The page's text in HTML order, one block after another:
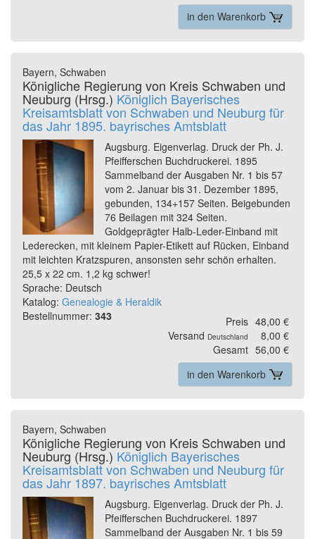
in den Warenkorb
Bayern, Schwaben
Königliche Regierung von Kreis Schwaben und
Neuburg (Hrsg.) Königlich Bayerisches
Kreisamtsblatt von Schwaben und Neuburg für
das Jahr 1895. bayrisches Amtsblatt
Augsburg. Eigenverlag. Druck der Ph. J.
Pfeifferschen Buchdruckerei. 1895
Sammelband der Ausgaben Nr. 1 bis 57
vom 2. Januar bis 31. Dezember 1895,
gebunden, 134+157 Seiten. Beigebunden
76 Beilagen mit 324 Seiten.
Goldgeprägter Halb-Leder-Einband mit
Lederecken, mit kleinem Papier-Etikett auf Rücken, Einband
mit leichten Kratzspuren, ansonsten sehr schön erhalten.
25,5 x 22 cm. 1,2 kg schwer!
Sprache: Deutsch
Katalog: Genealogie & Heraldik
Bestellnummer: 343 Preis 48,00 €
Versand Deutschland
8,00 €
Gesamt 56,00 €
in den Warenkorb
Bayern, Schwaben
Königliche Regierung von Kreis Schwaben und
Neuburg (Hrsg.) Königlich Bayerisches
Kreisamtsblatt von Schwaben und Neuburg für
das Jahr 1897. bayrisches Amtsblatt
Augsburg. Eigenverlag. Druck der Ph. J.
Pfeifferschen Buchdruckerei. 1897
Sammelband der Ausgaben Nr. 1 bis 59